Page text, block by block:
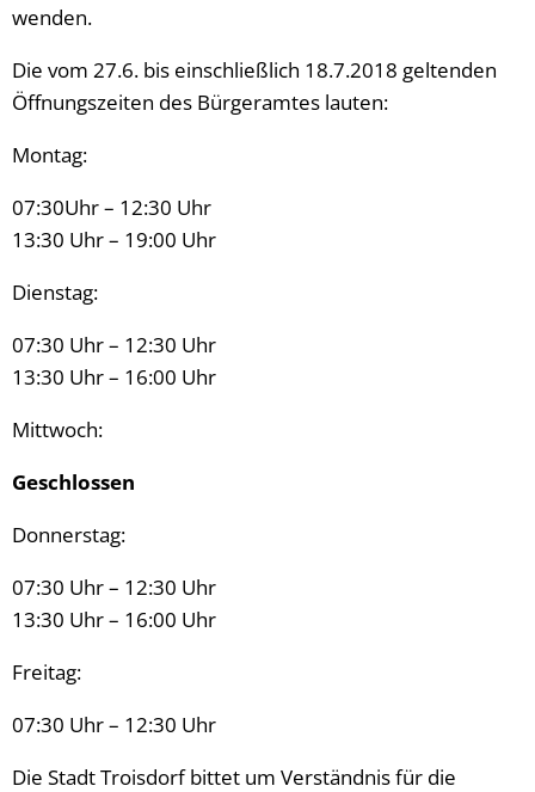
wenden.
Die vom 27.6. bis einschließlich 18.7.2018 geltenden
Öffnungszeiten des Bürgeramtes lauten:
Montag:
07:30Uhr – 12:30 Uhr
13:30 Uhr – 19:00 Uhr
Dienstag:
07:30 Uhr – 12:30 Uhr
13:30 Uhr – 16:00 Uhr
Mittwoch:
Geschlossen
Donnerstag:
07:30 Uhr – 12:30 Uhr
13:30 Uhr – 16:00 Uhr
Freitag:
07:30 Uhr – 12:30 Uhr
Die Stadt Troisdorf bittet um Verständnis für die